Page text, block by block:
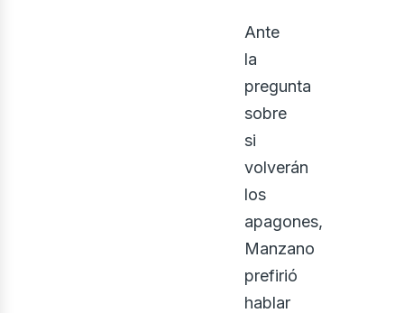
Ante
la
pregunta
sobre
si
volverán
los
apagones,
Manzano
prefirió
hablar